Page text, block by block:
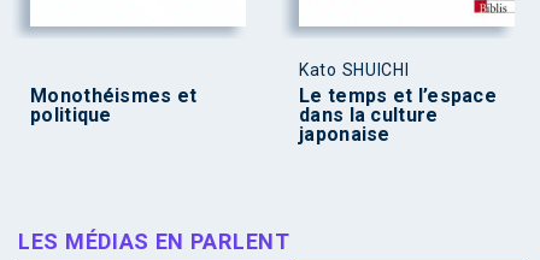
Monothéismes et
politique
Kato SHUICHI
Le temps et l’espace
dans la culture
japonaise
LES MÉDIAS EN PARLENT